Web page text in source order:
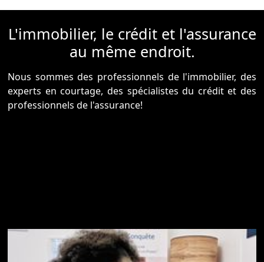
L'immobilier, le crédit et l'assurance
au même endroit.
Nous sommes des professionnels de l'immobilier, des
experts en courtage, des spécialistes du crédit et des
professionnels de l'assurance!